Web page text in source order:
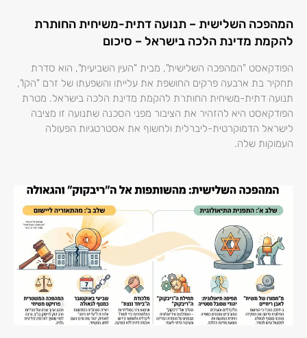
המהפכה השלישית – תנועה דתית-משיחית החותרת
להקמת מדינת הלכה בישראל – סיכום
הפודקאסט "המהפכה השלישית", מבית "העין השביעית", הוא סדרת
תחקיר בת ארבעה פרקים החושפת את עלייתו והשפעתו של זרם "הקו",
תנועה דתית-משיחית החותרת להקמת מדינת הלכה בישראל. מטרת
הפודקאסט היא להזהיר את הציבור מפני הסכנה שתנועה זו מציבה
לישראל הדמוקרטית-ליברלית ולחשוף את אסטרטגיות הפעולה
העמוקות שלה.